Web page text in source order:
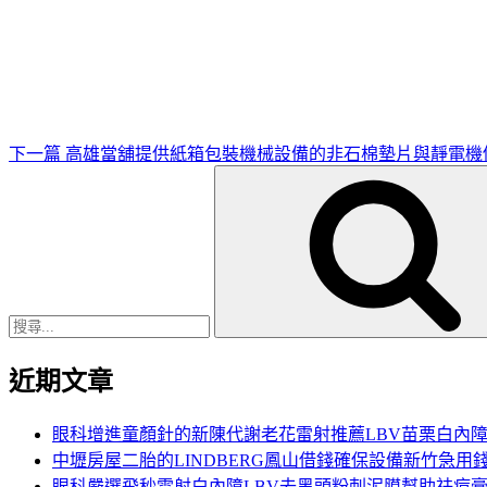
下一篇 高雄當舖提供紙箱包裝機械設備的非石棉墊片與靜電機
近期文章
眼科增進童顏針的新陳代謝老花雷射推薦LBV苗栗白內障
中壢房屋二胎的LINDBERG鳳山借錢確保設備新竹急用